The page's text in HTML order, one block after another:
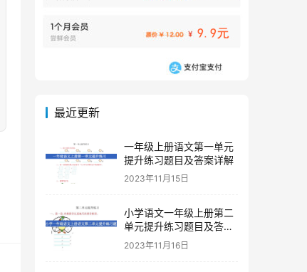
最近更新
一年级上册语文第一单元
提升练习题目及答案详解
2023年11月15日
小学语文一年级上册第二
单元提升练习题目及答案
下载
2023年11月16日